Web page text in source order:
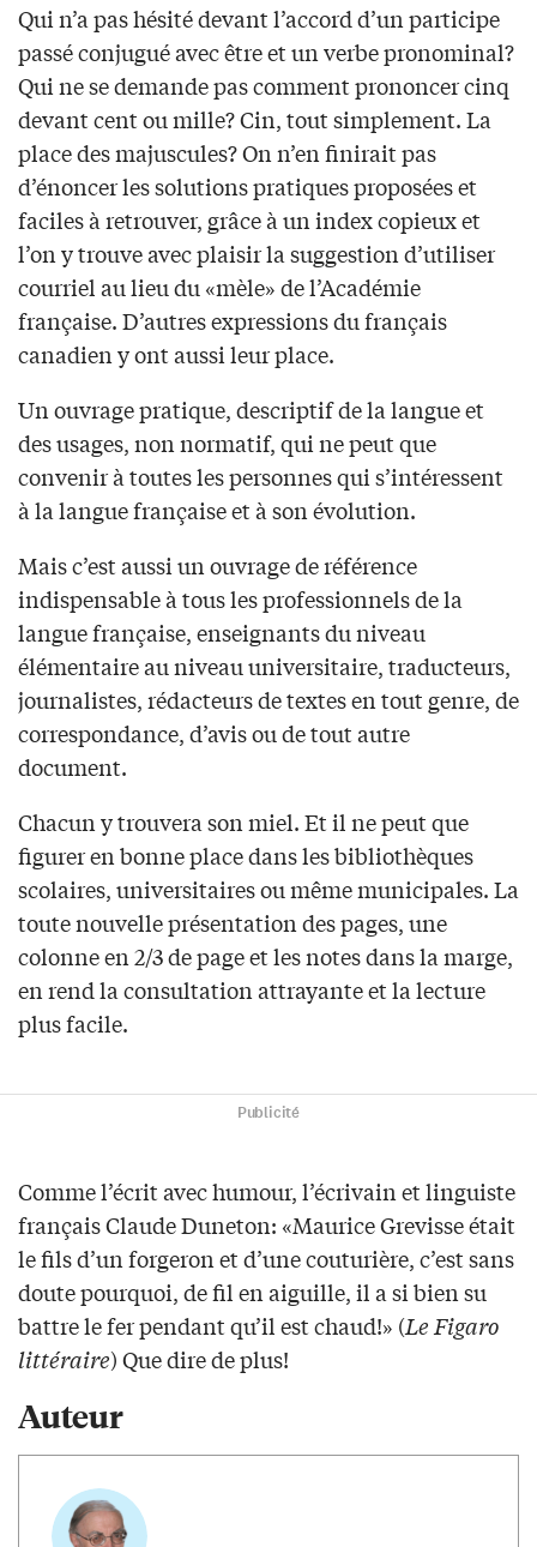
Qui n’a pas hésité devant l’accord d’un participe
passé conjugué avec être et un verbe pronominal?
Qui ne se demande pas comment prononcer cinq
devant cent ou mille? Cin, tout simplement. La
place des majuscules? On n’en finirait pas
d’énoncer les solutions pratiques proposées et
faciles à retrouver, grâce à un index copieux et
l’on y trouve avec plaisir la suggestion d’utiliser
courriel au lieu du «mèle» de l’Académie
française. D’autres expressions du français
canadien y ont aussi leur place.
Un ouvrage pratique, descriptif de la langue et
des usages, non normatif, qui ne peut que
convenir à toutes les personnes qui s’intéressent
à la langue française et à son évolution.
Mais c’est aussi un ouvrage de référence
indispensable à tous les professionnels de la
langue française, enseignants du niveau
élémentaire au niveau universitaire, traducteurs,
journalistes, rédacteurs de textes en tout genre, de
correspondance, d’avis ou de tout autre
document.
Chacun y trouvera son miel. Et il ne peut que
figurer en bonne place dans les bibliothèques
scolaires, universitaires ou même municipales. La
toute nouvelle présentation des pages, une
colonne en 2/3 de page et les notes dans la marge,
en rend la consultation attrayante et la lecture
plus facile.
Publicité
Comme l’écrit avec humour, l’écrivain et linguiste
français Claude Duneton: «Maurice Grevisse était
le fils d’un forgeron et d’une couturière, c’est sans
doute pourquoi, de fil en aiguille, il a si bien su
battre le fer pendant qu’il est chaud!» (Le Figaro
littéraire) Que dire de plus!
Auteur